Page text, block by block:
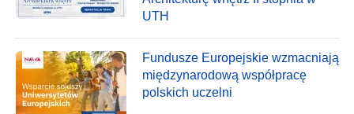
UTH
Fundusze Europejskie wzmacniają
międzynarodową współpracę
polskich uczelni